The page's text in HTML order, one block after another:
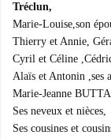
Tréclun,
Marie-Louise,son
Thierry et Annie,
Cyril et Céline
Alaïs et Antonin ,ses
Marie-Jeanne
Ses neveux et nièces,
Ses cousines et